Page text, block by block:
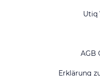
Utiq
AGB
Erklärung